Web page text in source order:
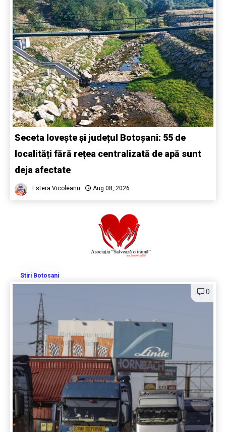
Seceta lovește și județul Botoșani: 55 de
localități fără rețea centralizată de apă sunt
deja afectate
Estera Vicoleanu Aug 08, 2026
Stiri Botosani
0